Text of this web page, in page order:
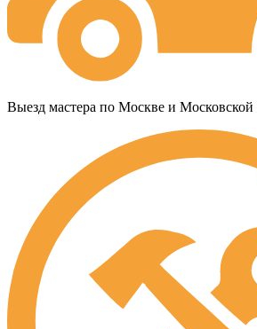
Выезд мастера по Москве и Московской